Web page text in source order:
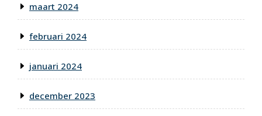
maart 2024
februari 2024
januari 2024
december 2023